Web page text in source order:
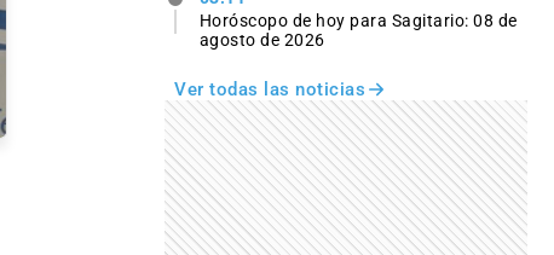
Horóscopo de hoy para Sagitario: 08 de
agosto de 2026
Ver todas las noticias